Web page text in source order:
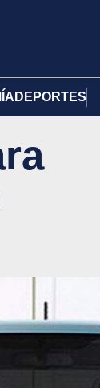
DEPORTES